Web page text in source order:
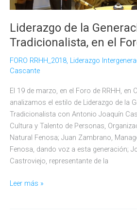
Liderazgo de la
Tradicionalista, en el
FORO RRHH_2018, Liderazgo
Cascante
El 19 de marzo, en el Foro de RRHH, en
analizamos el estilo de Liderazgo de la
Tradicionalista con Antonio Joaquín
Cultura y Talento de Personas,
Natural Fenosa; Juan Zambrano,
Fenosa, dando voz a esta generación;
Castroviejo, representante de la
Liderazgo
Leer más »